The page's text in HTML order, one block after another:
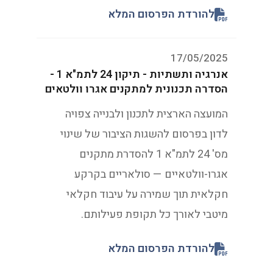
להורדת הפרסום המלא
17/05/2025
אנרגיה ותשתיות - תיקון 24 לתמ"א 1 -
הסדרה תכנונית למתקנים אגרו וולטאים
המועצה הארצית לתכנון ולבנייה צפויה
לדון בפרסום להשגות הציבור של שינוי
מס' 24 לתמ"א 1 להסדרת מתקנים
אגרו-וולטאיים — סולאריים בקרקע
חקלאית תוך שמירה על עיבוד חקלאי
מיטבי לאורך כל תקופת פעילותם.
להורדת הפרסום המלא